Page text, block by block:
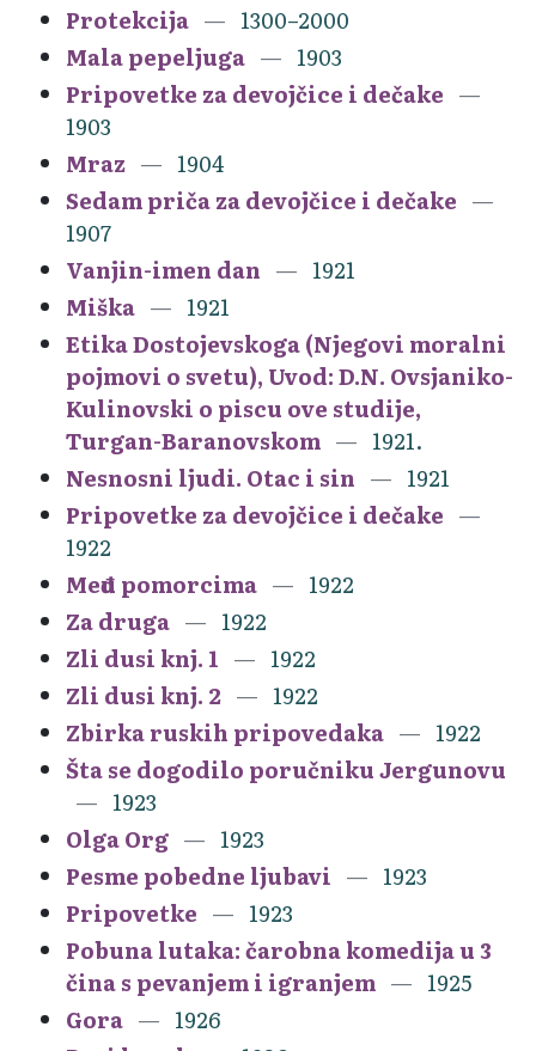
Protekcija
1300–2000
Mala pepeljuga
1903
Pripovetke za devojčice i dečake
1903
Mraz
1904
Sedam priča za devojčice i dečake
1907
Vanjin-imen dan
1921
Miška
1921
Etika Dostojevskoga (Njegovi moralni
pojmovi o svetu), Uvod: D.N. Ovsjaniko-
Kulinovski o piscu ove studije,
Turgan-Baranovskom
1921.
Nesnosni ljudi. Otac i sin
1921
Pripovetke za devojčice i dečake
1922
Među pomorcima
1922
Za druga
1922
Zli dusi knj. 1
1922
Zli dusi knj. 2
1922
Zbirka ruskih pripovedaka
1922
Šta se dogodilo poručniku Jergunovu
1923
Olga Org
1923
Pesme pobedne ljubavi
1923
Pripovetke
1923
Pobuna lutaka: čarobna komedija u 3
čina s pevanjem i igranjem
1925
Gora
1926